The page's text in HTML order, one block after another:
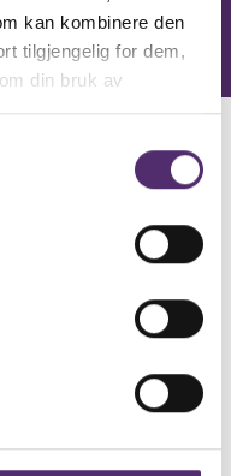
kan kombinere den
tilgjengelig for dem,
din bruk av